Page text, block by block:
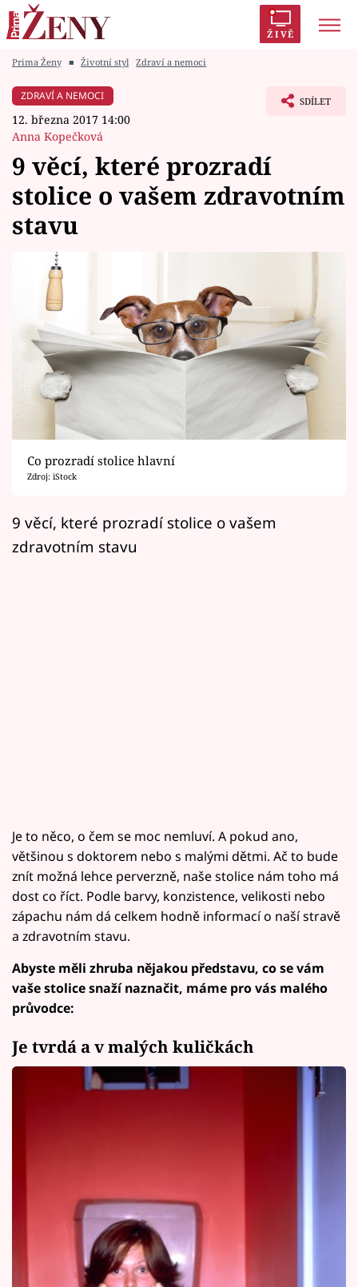
ŽIVĚ
Módní alarm
Zrádci
Témata
Celebrity
Vztahy
Seriály
Horoskopy
Sledujte prima+
Filmový festival Karlovy Vary
Pořady
Mámy sobě
Prima Ženy ■ Životní styl Zdraví a nemoci
ZDRAVÍ A NEMOCI
12. března 2017 14:00
Anna Kopečková
SDÍLET
9 věcí, které prozradí
stolice o vašem zdravotním
stavu
Co prozradí stolice hlavní
Zdroj: iStock
9 věcí, které prozradí stolice o vašem
zdravotním stavu
Je to něco, o čem se moc nemluví. A pokud ano,
většinou s doktorem nebo s malými dětmi. Ač to bude
znít možná lehce perverzně, naše stolice nám toho má
dost co říct. Podle barvy, konzistence, velikosti nebo
zápachu nám dá celkem hodně informací o naší stravě
a zdravotním stavu.
Abyste měli zhruba nějakou představu, co se vám
vaše stolice snaží naznačit, máme pro vás malého
průvodce:
Je tvrdá a v malých kuličkách